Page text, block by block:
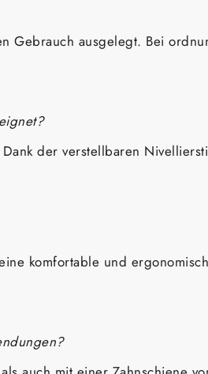
Gebrauch ausgelegt. Bei
der verstellbaren
komfortable und